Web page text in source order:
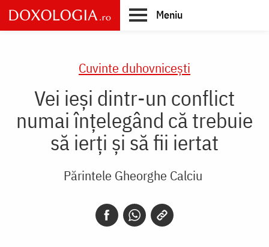
Skip
to
main
Meniu
Cuvinte duhovnicești
Vei ieși dintr-un conflict
numai înțelegând că trebuie
să ierți și să fii iertat
Părintele Gheorghe Calciu